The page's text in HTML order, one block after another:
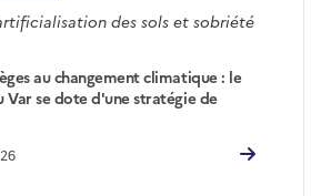
des sols et sobriété
au changement climatique : le
se dote d'une stratégie de